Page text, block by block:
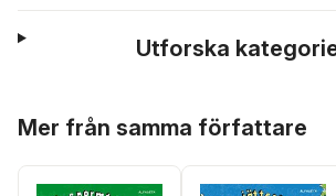
Utforska
Mer från samma författare